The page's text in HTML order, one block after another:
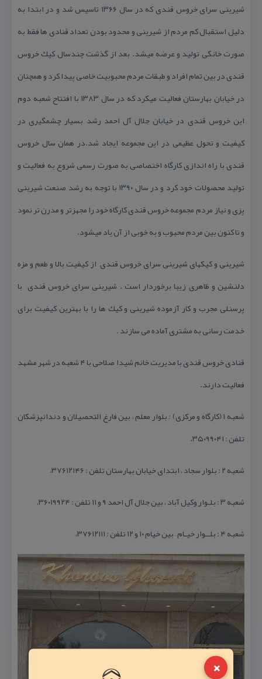
×
شیرینی سرای خروس قندی كه در سال ۱۳۶۶ تاسیس شد و در ابتدا به
دلیل استقبال كم مردم از شیرینی و محدود بودن تعداد قنادی ها فقط به
صورت خانگی تولید و عرضه میشد. بعد از گذشت چندسال كیك خروس
قندی در بین تمام افراد و طبقات مردم محبوبیت خاصی پیدا كرد و همچنان
در خیابان بهارستان فعالیت میكرد كه در سال ۱۳۸۳ با افتتاح شعبه دوم
این خروس قندی در خیابان جلال آل احمد رشد بسیار چشمگیری در
كیفیت و تحول عظیمی در این مجموعه ایجاد شد.در همان سال خروس
قندی با راه اندازی كارگاه اختصاصی به صورت رسمی شروع به فعالیت و
تولید محصولات خود كرد و در سال ۱۳۹۰ با توجه به رشد صنعت شیرینی
پزی و نیاز مردم مجموعه خروس قندی كارگاه خود را مجهزتر و مدرن تر نمود
و تا كنون بین مردم محبوب و به خوبی از آن یاد میشود.
شیرینی و كیكهای شیرینی سرای خروس قندی از كیفیت بالا و طعم و مزه
دلنشین و ظاهری زیبا برخوردار است . شیرینی سرای خروس قندی با
پرسنلی مجرب و كار آزموده شیرینی و كیك ها را با بهترین كیفیت برای
خدمت رسانی به مشتری آماده می سازند .
قنادی خروس قندی با مدیریت خانم شیدا صلاحی با ۴ شعبه در شهر مشهد
فعالیت دارند.
شعبه ۱ (كارگاه و مركزی) : بلوار معلم ، بین فارغ التحصیلان و دندانپزشكان
تلفن : ۳۵۰۹۹۰۴۱،
شعبه ۲ : بلوار سجاد ، ابتدای خیابان بهارستان تلفن : ۳۷۶۱۲۱۴۶،
شعبه ۳ : بلـوار وكیل آباد ، بین جلال آل احمد ۹ و ۱۱ تلفن : ۳۶۰۱۹۹۲۴،
شعبه ۴ : بلــوار خیـام – بین خیام ۱۰ و ۱۲ تلفن : ۳۷۶۱۲۱۱۱،